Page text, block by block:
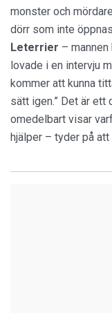
monster och
dörr som inte
Leterrier – mannen
lovade i en intervju
kommer att kunna
sätt igen.” Det är ett
omedelbart visar
hjälper – tyder på att